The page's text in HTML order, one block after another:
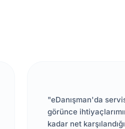
"eDanışman'da
görünce
kadar net